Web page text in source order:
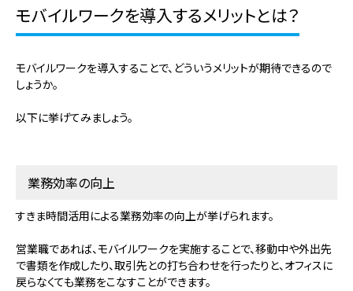
モバイルワークを導入するメリットとは？
モバイルワークを導入することで、どういうメリットが期待できるので
しょうか。
以下に挙げてみましょう。
業務効率の向上
すきま時間活用による業務効率の向上が挙げられます。
営業職であれば、モバイルワークを実施することで、移動中や外出先
で書類を作成したり、取引先との打ち合わせを行ったりと、オフィスに
戻らなくても業務をこなすことができます。